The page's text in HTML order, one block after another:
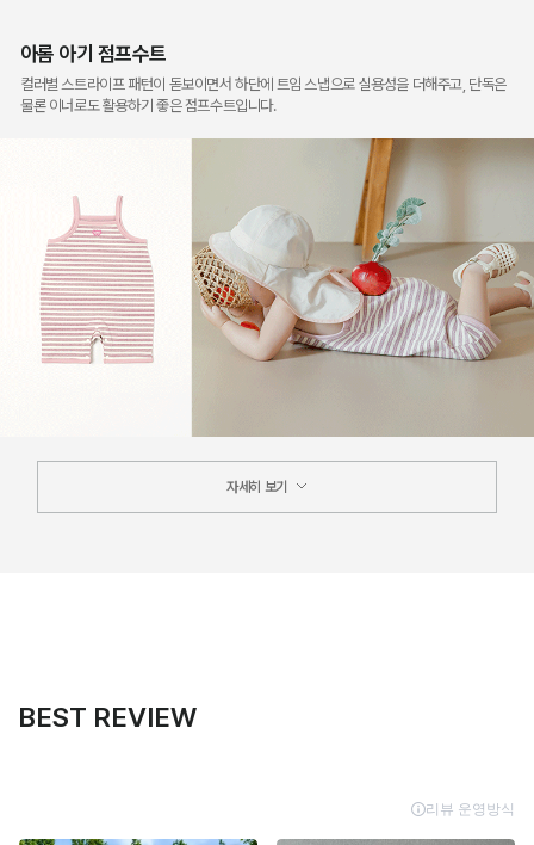
아롬 아기 점프수트
컬러별 스트라이프 패턴이 돋보이면서 하단에 트임 스냅으로 실용성을 더해주고, 단독은
물론 이너로도 활용하기 좋은 점프수트입니다.
자세히 보기
BEST REVIEW